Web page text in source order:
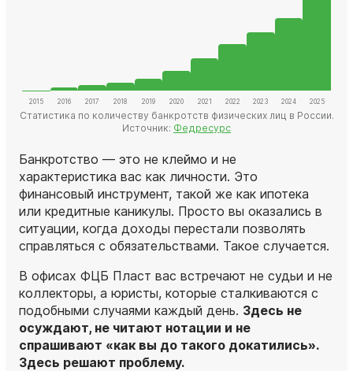
Статистика по количеству банкротств физических лиц в России.
Источник: Федресурс
Банкротство — это не клеймо и не
характеристика вас как личности. Это
финансовый инструмент, такой же как ипотека
или кредитные каникулы. Просто вы оказались в
ситуации, когда доходы перестали позволять
справляться с обязательствами. Такое случается.
В офисах ФЦБ Пласт вас встречают не судьи и не
коллекторы, а юристы, которые сталкиваются с
подобными случаями каждый день. Здесь не
осуждают, не читают нотации и не
спрашивают «как вы до такого докатились».
Здесь решают проблему.